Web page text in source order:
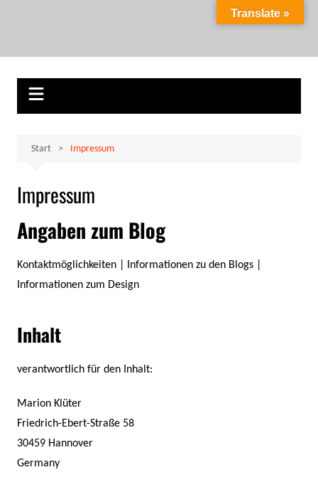
Start Impressum
Impressum
Angaben zum Blog
Kontaktmöglichkeiten | Informationen zu den Blogs |
Informationen zum Design
Inhalt
verantwortlich für den Inhalt:
Marion Klüter
Friedrich-Ebert-Straße 58
30459 Hannover
Germany
Translate »